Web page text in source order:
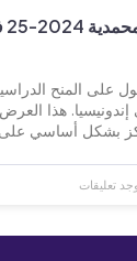
على المنح
202-24 في إندونيسيا.
بشكل أساسي على
تعليقات